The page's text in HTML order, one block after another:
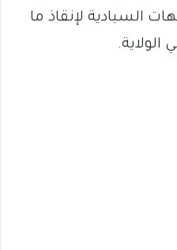
السيادية لإنقاذ ما